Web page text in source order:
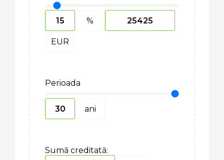
%
EUR
Perioada
ani
Sumă creditată: